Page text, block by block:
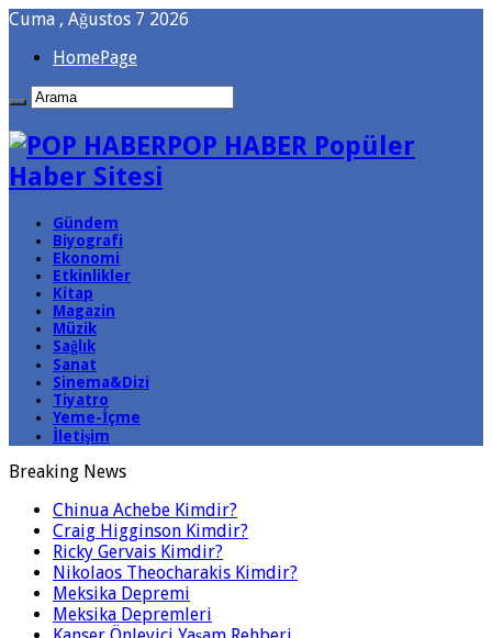
Cuma , Ağustos 7 2026
HomePage
POP HABER Popüler
Haber Sitesi
Gündem
Biyografi
Ekonomi
Etkinlikler
Kitap
Magazin
Müzik
Sağlık
Sanat
Sinema&Dizi
Tiyatro
Yeme-İçme
İletişim
Breaking News
Chinua Achebe Kimdir?
Craig Higginson Kimdir?
Ricky Gervais Kimdir?
Nikolaos Theocharakis Kimdir?
Meksika Depremi
Meksika Depremleri